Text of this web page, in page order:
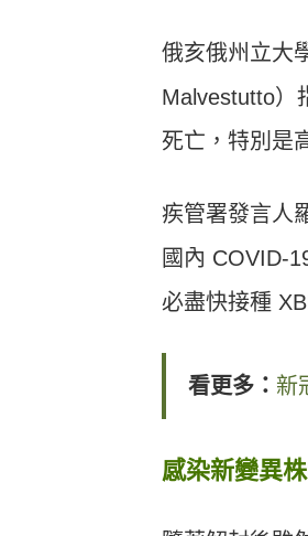
俄亥俄州立大
Malvestutto）
死亡，特別是
疾管署發言人
國內 COVID-
必盡快接種
看更多： 新
感染新變異